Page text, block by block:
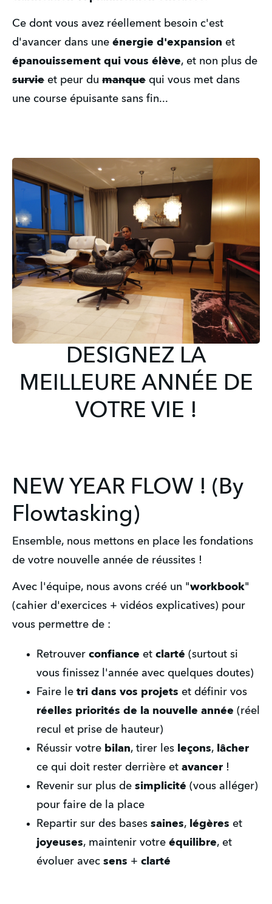
Ce dont vous avez réellement besoin c'est
d'avancer dans une énergie d'expansion
épanouissement qui vous élève
survie et peur du manque qui vous met dans
une course épuisante sans fin...
DESIGNEZ LA
MEILLEURE ANNÉE DE
VOTRE VIE !
NEW YEAR FLOW ! (By
Flowtasking)
Ensemble, nous mettons en place les fondations
de votre nouvelle année de réussites !
Avec l'équipe, nous avons créé un "workbook"
(cahier d'exercices + vidéos explicatives) pour
vous permettre de :
Retrouver confiance et clarté (surtout si
vous finissez l'année avec quelques doutes)
Faire le tri dans vos projets
réelles priorités de la nouvelle année (réel
recul et prise de hauteur)
Réussir votre bilan, tirer les leçons, lâcher
ce qui doit rester derrière et avancer !
Revenir sur plus de simplicité (vous alléger)
pour faire de la place
Repartir sur des bases saines, légères
joyeuses, maintenir votre équilibre, et
évoluer avec sens + clarté